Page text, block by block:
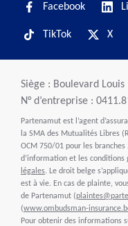
Facebook
TikTok X
Siège : Boulevard
N° d’entreprise :
Partenamut est l’agent
la SMA des Mutualités Libres
OCM 750/01 pour les
d’information et les conditions
légales. Le droit belge
est à vie. En cas de plainte,
de Partenamut (
(www.ombudsman-
Pour obtenir des informations